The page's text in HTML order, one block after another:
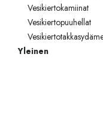
Vesikiertokamiinat
Vesikiertopuuhellat
Yleinen